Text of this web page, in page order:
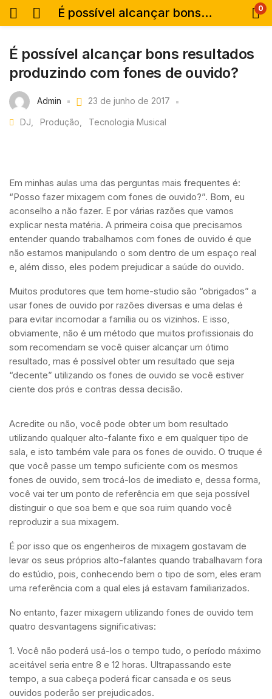
É possível alcançar bons resultados produzindo com fones de ouvido? 0
É possível alcançar bons resultados
produzindo com fones de ouvido?
Admin 23 de junho de 2017
DJ Produção Tecnologia Musical
Em minhas aulas uma das perguntas mais frequentes é:
“Posso fazer mixagem com fones de ouvido?”. Bom, eu
aconselho a não fazer. E por várias razões que vamos
explicar nesta matéria. A primeira coisa que precisamos
entender quando trabalhamos com fones de ouvido é que
não estamos manipulando o som dentro de um espaço real
e, além disso, eles podem prejudicar a saúde do ouvido.
Muitos produtores que tem home-studio são “obrigados” a
usar fones de ouvido por razões diversas e uma delas é
para evitar incomodar a família ou os vizinhos. E isso,
obviamente, não é um método que muitos profissionais do
som recomendam se você quiser alcançar um ótimo
resultado, mas é possível obter um resultado que seja
“decente” utilizando os fones de ouvido se você estiver
ciente dos prós e contras dessa decisão.
Acredite ou não, você pode obter um bom resultado
utilizando qualquer alto-falante fixo e em qualquer tipo de
sala, e isto também vale para os fones de ouvido. O truque é
que você passe um tempo suficiente com os mesmos
fones de ouvido, sem trocá-los de imediato e, dessa forma,
você vai ter um ponto de referência em que seja possível
distinguir o que soa bem e que soa ruim quando você
reproduzir a sua mixagem.
É por isso que os engenheiros de mixagem gostavam de
levar os seus próprios alto-falantes quando trabalhavam fora
do estúdio, pois, conhecendo bem o tipo de som, eles eram
uma referência com a qual eles já estavam familiarizados.
No entanto, fazer mixagem utilizando fones de ouvido tem
quatro desvantagens significativas:
1. Você não poderá usá-los o tempo tudo, o período máximo
aceitável seria entre 8 e 12 horas. Ultrapassando este
tempo, a sua cabeça poderá ficar cansada e os seus
ouvidos poderão ser prejudicados.